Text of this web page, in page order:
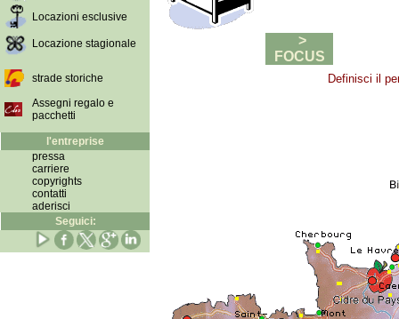
Locazioni esclusive
Locazione stagionale
strade storiche
Assegni regalo e
pacchetti
l'entreprise
pressa
carriere
copyrights
contatti
aderisci
Seguici:
>
FOCUS
Definisci il